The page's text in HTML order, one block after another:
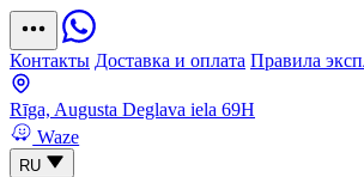
Контакты Доставка и оплата Правила
Rīga, Augusta Deglava iela 69H
Waze
RU